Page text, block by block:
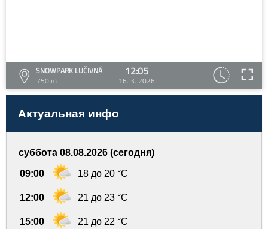
SNOWPARK LUČIVNÁ
750 m
12:05
16. 3. 2026
Актуальная инфо
суббота 08.08.2026 (сегодня)
09:00 18 до 20 °C
12:00 21 до 23 °C
15:00 21 до 22 °C